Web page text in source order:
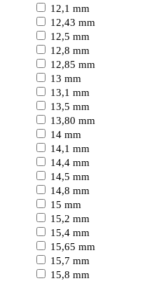
12,1 mm
12,43 mm
12,5 mm
12,8 mm
12,85 mm
13 mm
13,1 mm
13,5 mm
13,80 mm
14 mm
14,1 mm
14,4 mm
14,5 mm
14,8 mm
15 mm
15,2 mm
15,4 mm
15,65 mm
15,7 mm
15,8 mm